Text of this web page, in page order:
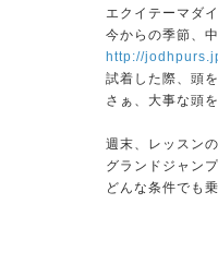
エクイテーマダ
今からの季節、
http://
試着した際、頭
さぁ、大事な頭
週末、レッスン
グランドジャン
どんな条件でも